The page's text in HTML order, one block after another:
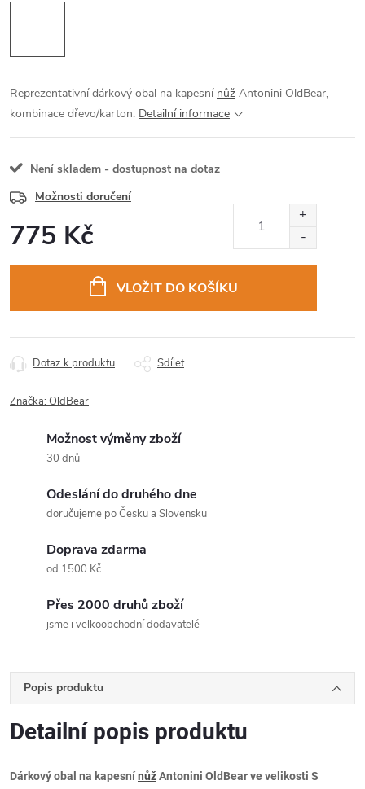
Reprezentativní dárkový obal na kapesní nůž Antonini OldBear,
kombinace dřevo/karton. Detailní informace
Není skladem - dostupnost na dotaz
Možnosti doručení
775 Kč
VLOŽIT DO KOŠÍKU
Dotaz k produktu Sdílet
Značka:OldBear
Možnost výměny zboží
30 dnů
Odeslání do druhého dne
doručujeme po Česku a Slovensku
Doprava zdarma
od 1500 Kč
Přes 2000 druhů zboží
jsme i velkoobchodní dodavatelé
Popis produktu
Detailní popis produktu
Dárkový obal na kapesnínůžAntonini OldBear ve velikosti S